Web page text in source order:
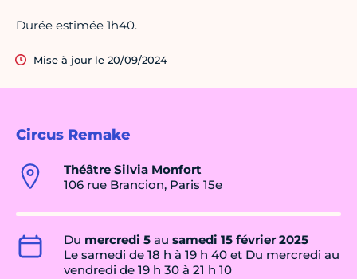
Circus Remake
Théâtre Silvia Monfort
106 rue Brancion, Paris 15e
Du mercredi 5 au samedi 15 février 2025
Le samedi de 18 h à 19 h 40 et Du mercredi au
vendredi de 19 h 30 à 21 h 10
Durée estimée 1h40.
Mise à jour le 20/09/2024